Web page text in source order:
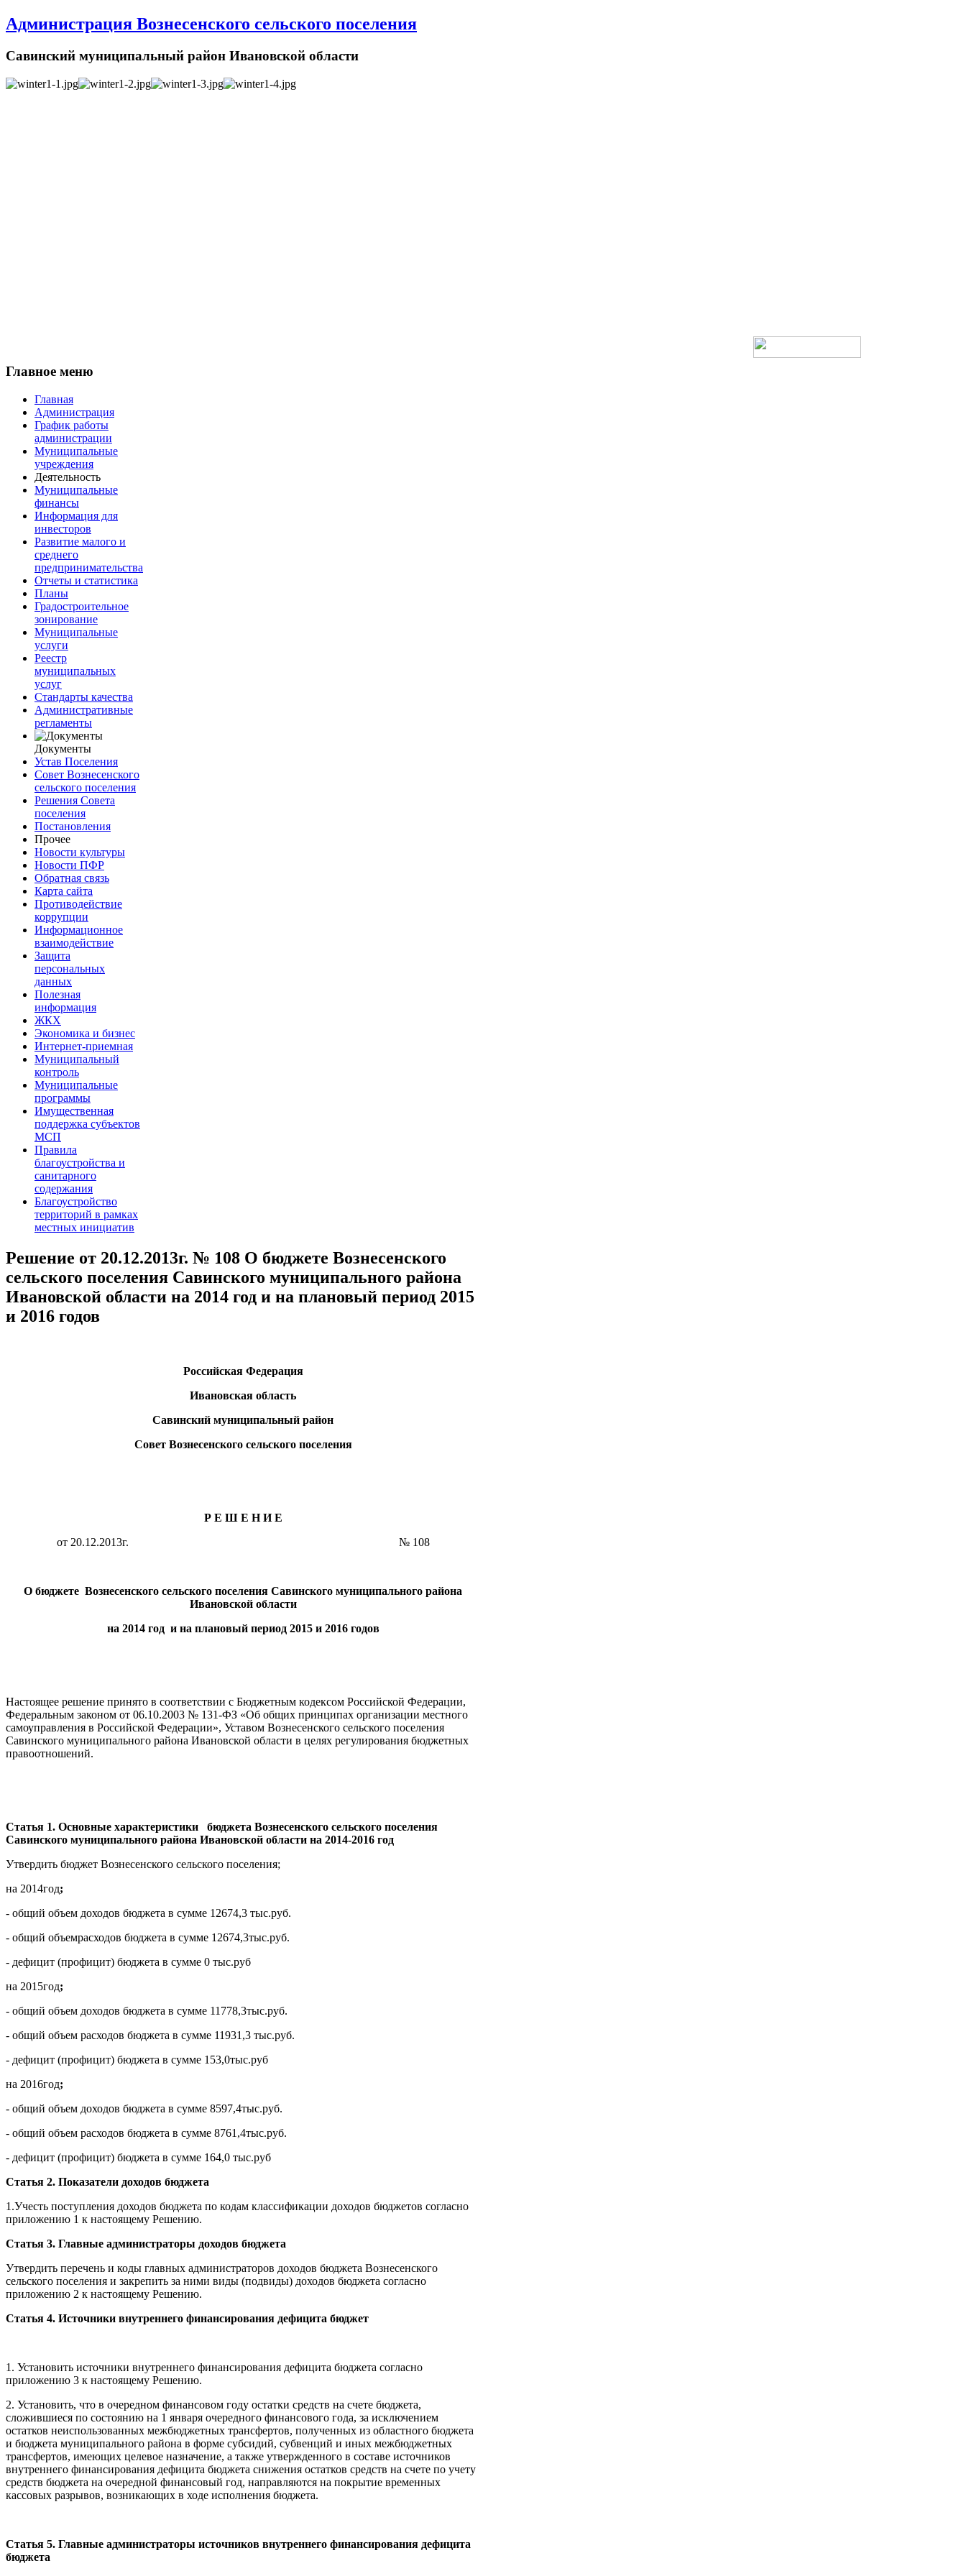
Администрация Вознесенского сельского поселения
Савинский муниципальный район Ивановской области
Главное меню
Главная
Администрация
График работы
администрации
Муниципальные
учреждения
Деятельность
Муниципальные
финансы
Информация для
инвесторов
Развитие малого и
среднего
предпринимательства
Отчеты и статистика
Планы
Градостроительное
зонирование
Муниципальные
услуги
Реестр
муниципальных
услуг
Стандарты качества
Административные
регламенты
Документы
Устав Поселения
Совет Вознесенского
сельского поселения
Решения Совета
поселения
Постановления
Прочее
Новости культуры
Новости ПФР
Обратная связь
Карта сайта
Противодействие
коррупции
Информационное
взаимодействие
Защита
персональных
данных
Полезная
информация
ЖКХ
Экономика и бизнес
Интернет-приемная
Муниципальный
контроль
Муниципальные
программы
Имущественная
поддержка субъектов
МСП
Правила
благоустройства и
санитарного
содержания
Благоустройство
территорий в рамках
местных инициатив
Решение от 20.12.2013г. № 108 О бюджете Вознесенского
сельского поселения Савинского муниципального района
Ивановской области на 2014 год и на плановый период 2015
и 2016 годов
Российская Федерация
Ивановская область
Савинский муниципальный район
Совет Вознесенского сельского поселения
Р Е Ш Е Н И Е
от 20.12.2013г. № 108
О бюджете Вознесенского сельского поселения Савинского муниципального района
Ивановской области
на 2014 год и на плановый период 2015 и 2016 годов
Настоящее решение принято в соответствии с Бюджетным кодексом Российской Федерации,
Федеральным законом от 06.10.2003 № 131-ФЗ «Об общих принципах организации местного
самоуправления в Российской Федерации», Уставом Вознесенского сельского поселения
Савинского муниципального района Ивановской области в целях регулирования бюджетных
правоотношений.
Статья 1. Основные характеристики бюджета Вознесенского сельского поселения
Савинского муниципального района Ивановской области на 2014-2016 год
Утвердить бюджет Вознесенского сельского поселения;
на 2014год;
- общий объем доходов бюджета в сумме 12674,3 тыс.руб.
- общий объемрасходов бюджета в сумме 12674,3тыс.руб.
- дефицит (профицит) бюджета в сумме 0 тыс.руб
на 2015год;
- общий объем доходов бюджета в сумме 11778,3тыс.руб.
- общий объем расходов бюджета в сумме 11931,3 тыс.руб.
- дефицит (профицит) бюджета в сумме 153,0тыс.руб
на 2016год;
- общий объем доходов бюджета в сумме 8597,4тыс.руб.
- общий объем расходов бюджета в сумме 8761,4тыс.руб.
- дефицит (профицит) бюджета в сумме 164,0 тыс.руб
Статья 2. Показатели доходов бюджета
1.Учесть поступления доходов бюджета по кодам классификации доходов бюджетов согласно
приложению 1 к настоящему Решению.
Статья 3. Главные администраторы доходов бюджета
Утвердить перечень и коды главных администраторов доходов бюджета Вознесенского
сельского поселения и закрепить за ними виды (подвиды) доходов бюджета согласно
приложению 2 к настоящему Решению.
Статья 4. Источники внутреннего финансирования дефицита бюджет
1. Установить источники внутреннего финансирования дефицита бюджета согласно
приложению 3 к настоящему Решению.
2. Установить, что в очередном финансовом году остатки средств на счете бюджета,
сложившиеся по состоянию на 1 января очередного финансового года, за исключением
остатков неиспользованных межбюджетных трансфертов, полученных из областного бюджета
и бюджета муниципального района в форме субсидий, субвенций и иных межбюджетных
трансфертов, имеющих целевое назначение, а также утвержденного в составе источников
внутреннего финансирования дефицита бюджета снижения остатков средств на счете по учету
средств бюджета на очередной финансовый год, направляются на покрытие временных
кассовых разрывов, возникающих в ходе исполнения бюджета.
Статья 5. Главные администраторы источников внутреннего финансирования дефицита
бюджета